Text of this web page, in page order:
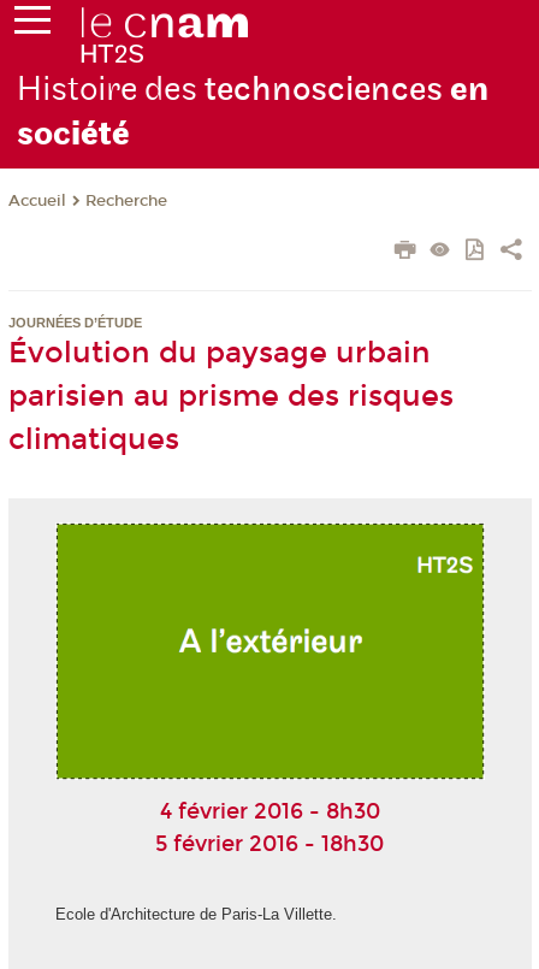
Histoire des technosciences en
société
Accueil Recherche
JOURNÉES D’ÉTUDE
Évolution du paysage urbain
parisien au prisme des risques
climatiques
4 février 2016 - 8h30
5 février 2016 - 18h30
Ecole d'Architecture de Paris-La Villette.